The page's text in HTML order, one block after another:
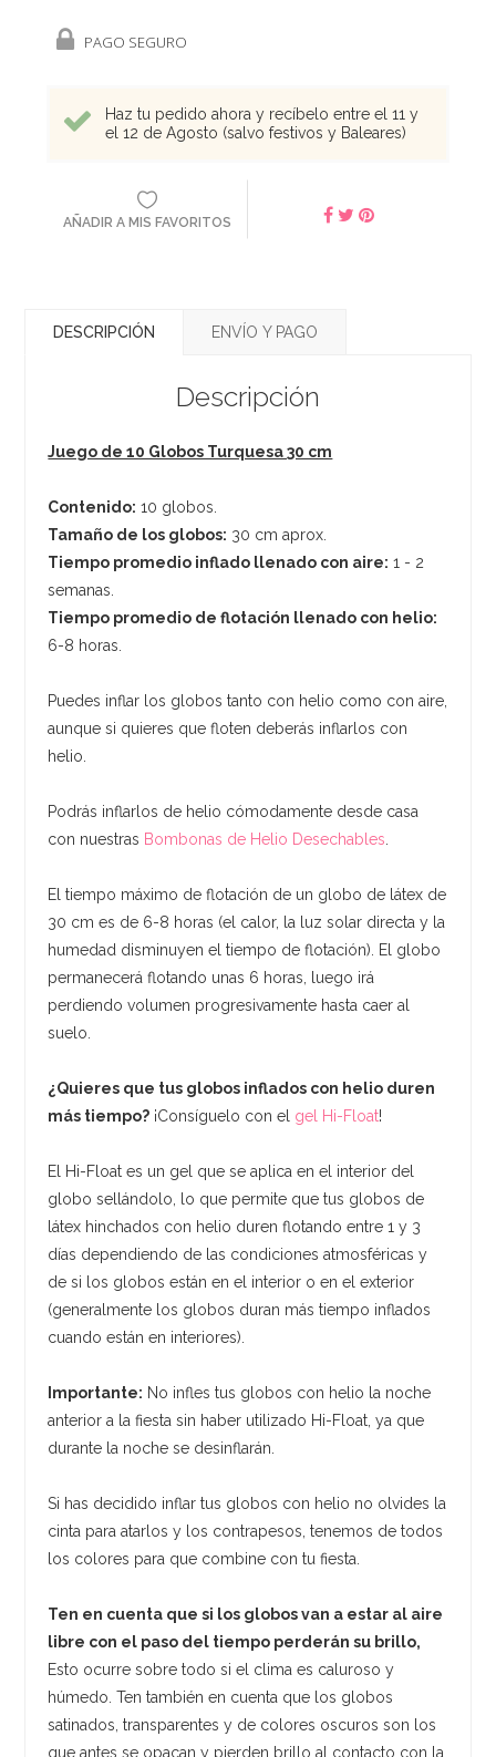
PAGO SEGURO
Haz tu pedido ahora y recíbelo entre el 11 y
el 12 de Agosto (salvo festivos y Baleares)
AÑADIR A MIS FAVORITOS
DESCRIPCIÓN ENVÍO Y PAGO
Descripción
Juego de 10 Globos Turquesa 30 cm
Contenido: 10 globos.
Tamaño de los globos: 30 cm aprox.
Tiempo promedio inflado llenado con aire: 1 - 2
semanas.
Tiempo promedio de flotación llenado con helio:
6-8 horas.
Puedes inflar los globos tanto con helio como con aire,
aunque si quieres que floten deberás inflarlos con
helio.
Podrás inflarlos de helio cómodamente desde casa
con nuestras Bombonas de Helio Desechables
El tiempo máximo de flotación de un globo de látex de
30 cm es de 6-8 horas (el calor, la luz solar directa y la
humedad disminuyen el tiempo de flotación). El globo
permanecerá flotando unas 6 horas, luego irá
perdiendo volumen progresivamente hasta caer al
suelo.
¿Quieres que tus globos inflados con helio duren
más tiempo? ¡Consíguelo con el gel Hi-Float!
El Hi-Float es un gel que se aplica en el interior del
globo sellándolo, lo que permite que tus globos de
látex hinchados con helio duren flotando entre 1 y 3
días dependiendo de las condiciones atmosféricas y
de si los globos están en el interior o en el exterior
(generalmente los globos duran más tiempo inflados
cuando están en interiores).
Importante: No infles tus globos con helio la noche
anterior a la fiesta sin haber utilizado Hi-Float, ya que
durante la noche se desinflarán.
Si has decidido inflar tus globos con helio no olvides la
cinta para atarlos y los contrapesos, tenemos de todos
los colores para que combine con tu fiesta.
Ten en cuenta que si los globos van a estar al aire
libre con el paso del tiempo perderán su brillo,
Esto ocurre sobre todo si el clima es caluroso y
húmedo. Ten también en cuenta que los globos
satinados, transparentes y de colores oscuros son los
que antes se opacan y pierden brillo al contacto con la